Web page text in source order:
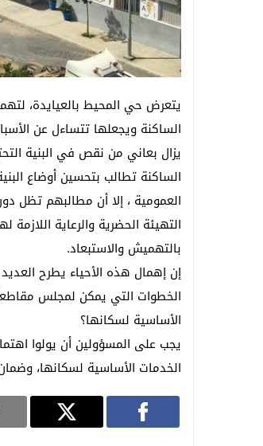
يتعرض حي المحيط بالعيايدة،
الساكنة ويجعلها تتساءل عن
يزال بعاني من نقص في البنية
الساكنة تطالب بتحسين أوضاع
العمومية ، إلا أن مطالبهم تظل
التهيئة الحضرية والرعاية
بالتهميش والاستبعاد.
إن إهمال هذه الأحياء يطرح
الخطوات التي يمكن لمجلس
الأساسية لسكانها؟
يجب على المسؤولين أن يولوا
الخدمات الأساسية لسكانها،